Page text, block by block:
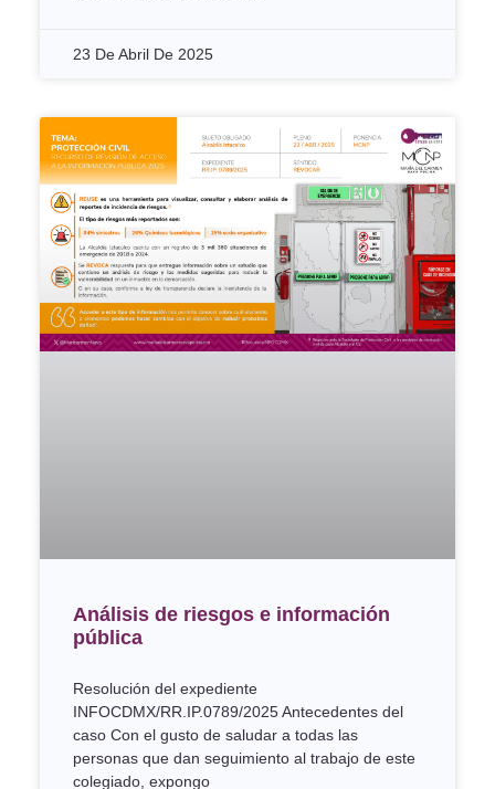
23 De Abril De 2025
Análisis de riesgos e información
pública
Resolución del expediente
INFOCDMX/RR.IP.0789/2025 Antecedentes del
caso Con el gusto de saludar a todas las
personas que dan seguimiento al trabajo de este
colegiado, expongo